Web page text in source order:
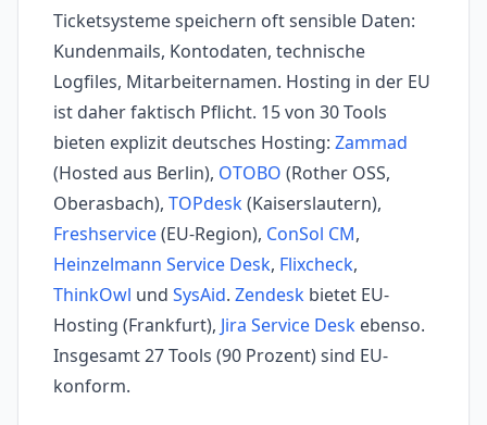
Ticketsysteme speichern oft sensible Daten:
Kundenmails, Kontodaten, technische
Logfiles, Mitarbeiternamen. Hosting in der EU
ist daher faktisch Pflicht. 15 von 30 Tools
bieten explizit deutsches Hosting: Zammad
(Hosted aus Berlin), OTOBO (Rother OSS,
Oberasbach), TOPdesk(Kaiserslautern),
Freshservice(EU-Region), ConSol CM,
Heinzelmann Service Desk, Flixcheck,
ThinkOwl und SysAid. Zendesk bietet EU-
Hosting (Frankfurt), Jira Service Desk ebenso.
Insgesamt 27 Tools (90 Prozent) sind EU-
konform.